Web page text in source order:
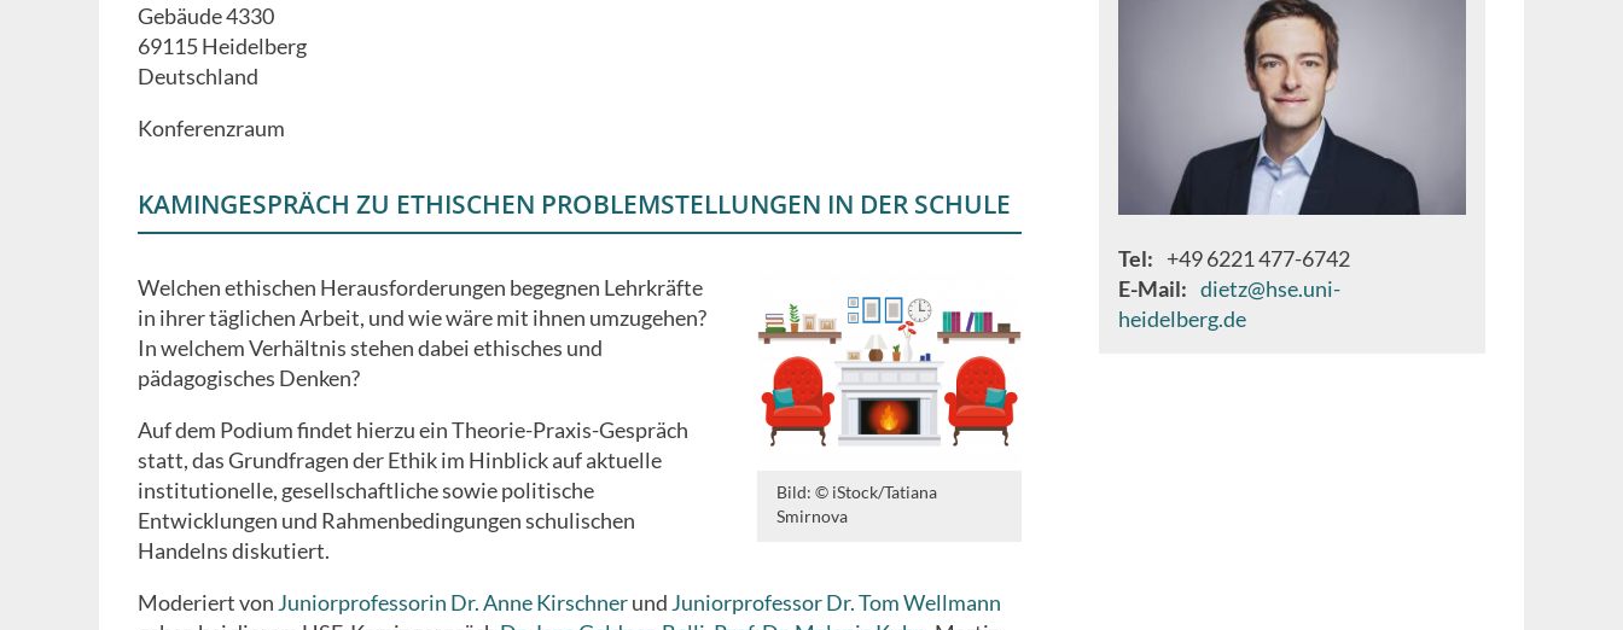
Gebäude 4330
69115Heidelberg
Deutschland
Konferenzraum
KAMINGESPRÄCH ZU ETHISCHEN PROBLEMSTELLUNGEN IN DER SCHULE
Bild: © iStock/Tatiana
Smirnova
Welchen ethischen Herausforderungen begegnen Lehrkräfte
in ihrer täglichen Arbeit, und wie wäre mit ihnen umzugehen?
In welchem Verhältnis stehen dabei ethisches und
pädagogisches Denken?
Auf dem Podium findet hierzu ein Theorie-Praxis-Gespräch
statt, das Grundfragen der Ethik im Hinblick auf aktuelle
institutionelle, gesellschaftliche sowie politische
Entwicklungen und Rahmenbedingungen schulischen
Handelns diskutiert.
Moderiert von Juniorprofessorin Dr. Anne Kirschnerund Juniorprofessor Dr. Tom Wellmann
Tel
+49 6221 477-6742
E-Mail
dietz@hse.uni-
heidelberg.de